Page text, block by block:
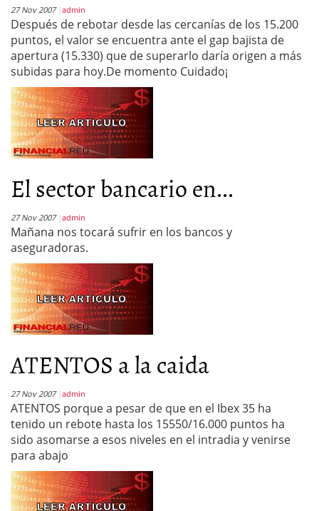
27 Nov 2007 admin
Después de rebotar desde las cercanías de los 15.200
puntos, el valor se encuentra ante el gap bajista de
apertura (15.330) que de superarlo daría origen a más
subidas para hoy.De momento Cuidado¡
El sector bancario en...
27 Nov 2007 admin
Mañana nos tocará sufrir en los bancos y
aseguradoras.
ATENTOS a la caida
27 Nov 2007 admin
ATENTOS porque a pesar de que en el Ibex 35 ha
tenido un rebote hasta los 15550/16.000 puntos ha
sido asomarse a esos niveles en el intradia y venirse
para abajo